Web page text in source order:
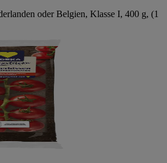
oder Belgien, Klasse I, 400 g, (1